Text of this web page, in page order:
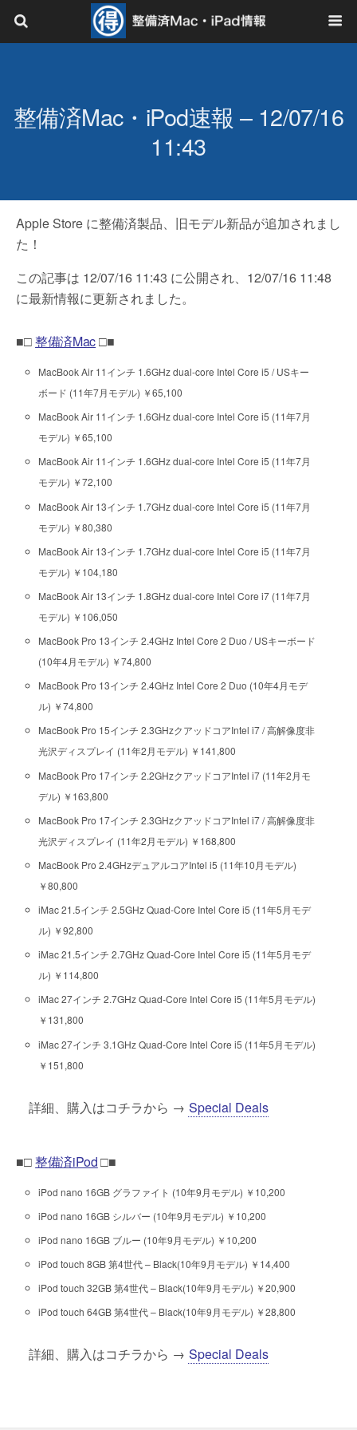
整備済Mac・iPod速報 – 12/07/16
11:43
Apple Store に整備済製品、旧モデル新品が追加されまし
た！
この記事は 12/07/16 11:43 に公開され、12/07/16 11:48
に最新情報に更新されました。
■□整備済Mac□■
MacBook Air 11インチ 1.6GHz dual-core Intel Core i5 / USキー
ボード (11年7月モデル) ￥65,100
MacBook Air 11インチ 1.6GHz dual-core Intel Core i5 (11年7月
モデル) ￥65,100
MacBook Air 11インチ 1.6GHz dual-core Intel Core i5 (11年7月
モデル) ￥72,100
MacBook Air 13インチ 1.7GHz dual-core Intel Core i5 (11年7月
モデル) ￥80,380
MacBook Air 13インチ 1.7GHz dual-core Intel Core i5 (11年7月
モデル) ￥104,180
MacBook Air 13インチ 1.8GHz dual-core Intel Core i7 (11年7月
モデル) ￥106,050
MacBook Pro 13インチ 2.4GHz Intel Core 2 Duo / USキーボード
(10年4月モデル) ￥74,800
MacBook Pro 13インチ 2.4GHz Intel Core 2 Duo (10年4月モデ
ル) ￥74,800
MacBook Pro 15インチ 2.3GHzクアッドコアIntel i7 / 高解像度非
光沢ディスプレイ (11年2月モデル) ￥141,800
MacBook Pro 17インチ 2.2GHzクアッドコアIntel i7 (11年2月モ
デル) ￥163,800
MacBook Pro 17インチ 2.3GHzクアッドコアIntel i7 / 高解像度非
光沢ディスプレイ (11年2月モデル) ￥168,800
MacBook Pro 2.4GHzデュアルコアIntel i5 (11年10月モデル)
￥80,800
iMac 21.5インチ 2.5GHz Quad-Core Intel Core i5 (11年5月モデ
ル) ￥92,800
iMac 21.5インチ 2.7GHz Quad-Core Intel Core i5 (11年5月モデ
ル) ￥114,800
iMac 27インチ 2.7GHz Quad-Core Intel Core i5 (11年5月モデル)
￥131,800
iMac 27インチ 3.1GHz Quad-Core Intel Core i5 (11年5月モデル)
￥151,800
詳細、購入はコチラから → Special Deals
■□整備済iPod□■
iPod nano 16GB グラファイト (10年9月モデル) ￥10,200
iPod nano 16GB シルバー (10年9月モデル) ￥10,200
iPod nano 16GB ブルー (10年9月モデル) ￥10,200
iPod touch 8GB 第4世代 – Black(10年9月モデル) ￥14,400
iPod touch 32GB 第4世代 – Black(10年9月モデル) ￥20,900
iPod touch 64GB 第4世代 – Black(10年9月モデル) ￥28,800
詳細、購入はコチラから → Special Deals